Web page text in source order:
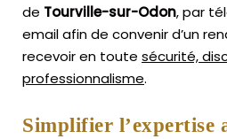
de Tourville-sur-Odon, par
email afin de convenir d’un
recevoir en toute sécurité,
professionnalisme.
Simplifier l’expertise